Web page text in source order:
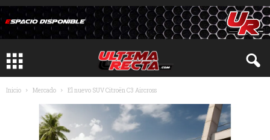
Inicio Mercado El nuevo SUV Citroën C3 Aircross